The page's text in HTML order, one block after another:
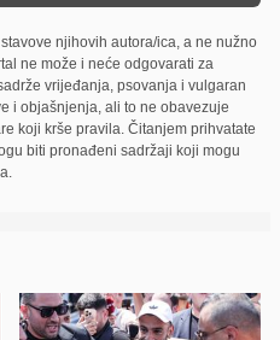
njihovih autora/ica, a ne nužno
ne može i neće odgovarati za
vrijeđanja, psovanja i vulgaran
i objašnjenja, ali to ne obavezuje
koji krše pravila. Čitanjem prihvatate
biti pronađeni sadržaji koji mogu